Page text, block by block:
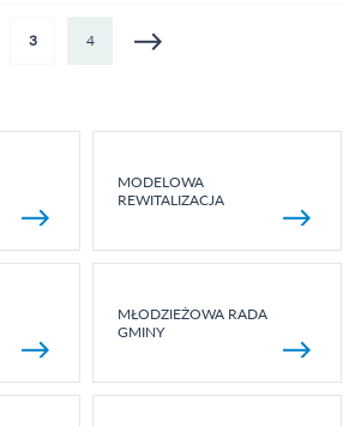
3 4
MODELOWA
REWITALIZACJA
MŁODZIEŻOWA RADA
GMINY